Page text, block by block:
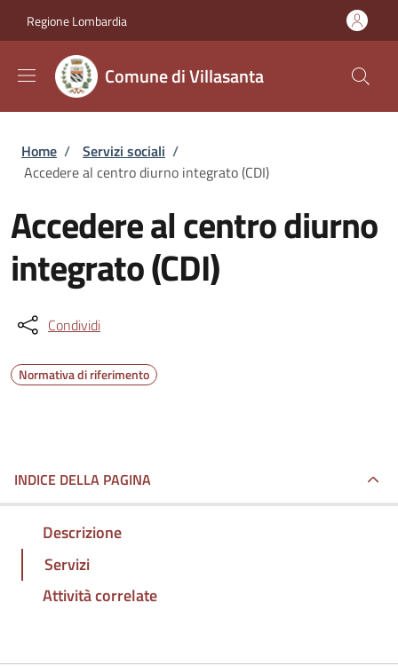
Regione Lombardia
Comune di Villasanta
Briciole di pane
Home / Servizi sociali /
Accedere al centro diurno integrato (CDI)
Accedere al centro diurno
integrato (CDI)
Condividi
Normativa di riferimento
INDICE DELLA PAGINA
Descrizione
Servizi
Attività correlate